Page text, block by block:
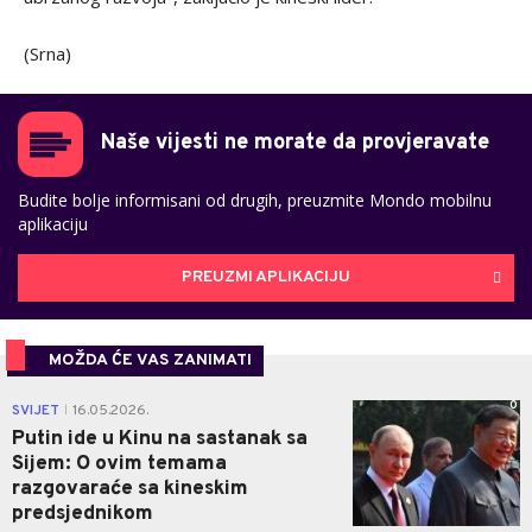
(Srna)
Naše vijesti ne morate da provjeravate
Budite bolje informisani od drugih, preuzmite Mondo mobilnu
aplikaciju
PREUZMI APLIKACIJU
MOŽDA ĆE VAS ZANIMATI
SVIJET 16.05.2026.
Putin ide u Kinu na sastanak sa
Sijem: O ovim temama
razgovaraće sa kineskim
predsjednikom
0